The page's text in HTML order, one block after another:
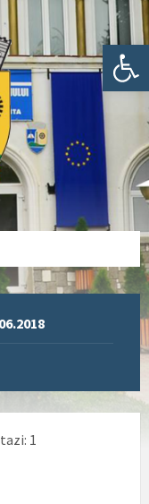
Deschide bara de unelte
1